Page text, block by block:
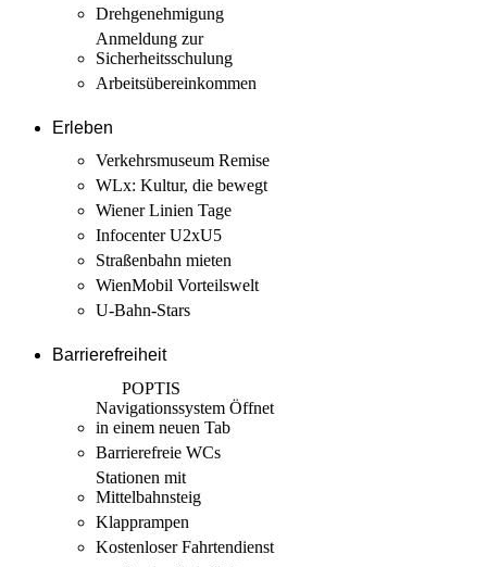
Drehgenehmigung
Anmeldung zur
Sicherheits­schulung
Arbeits­übereinkommen
Erleben
Verkehrsmuseum Remise
WLx: Kultur, die bewegt
Wiener Linien Tage
Infocenter U2xU5
Straßenbahn mieten
WienMobil Vorteilswelt
U-Bahn-Stars
Barrierefreiheit
POPTIS
Navigationssystem Öffnet
in einem neuen Tab
Barrierefreie WCs
Stationen mit
Mittelbahnsteig
Klapprampen
Kostenloser Fahrtendienst